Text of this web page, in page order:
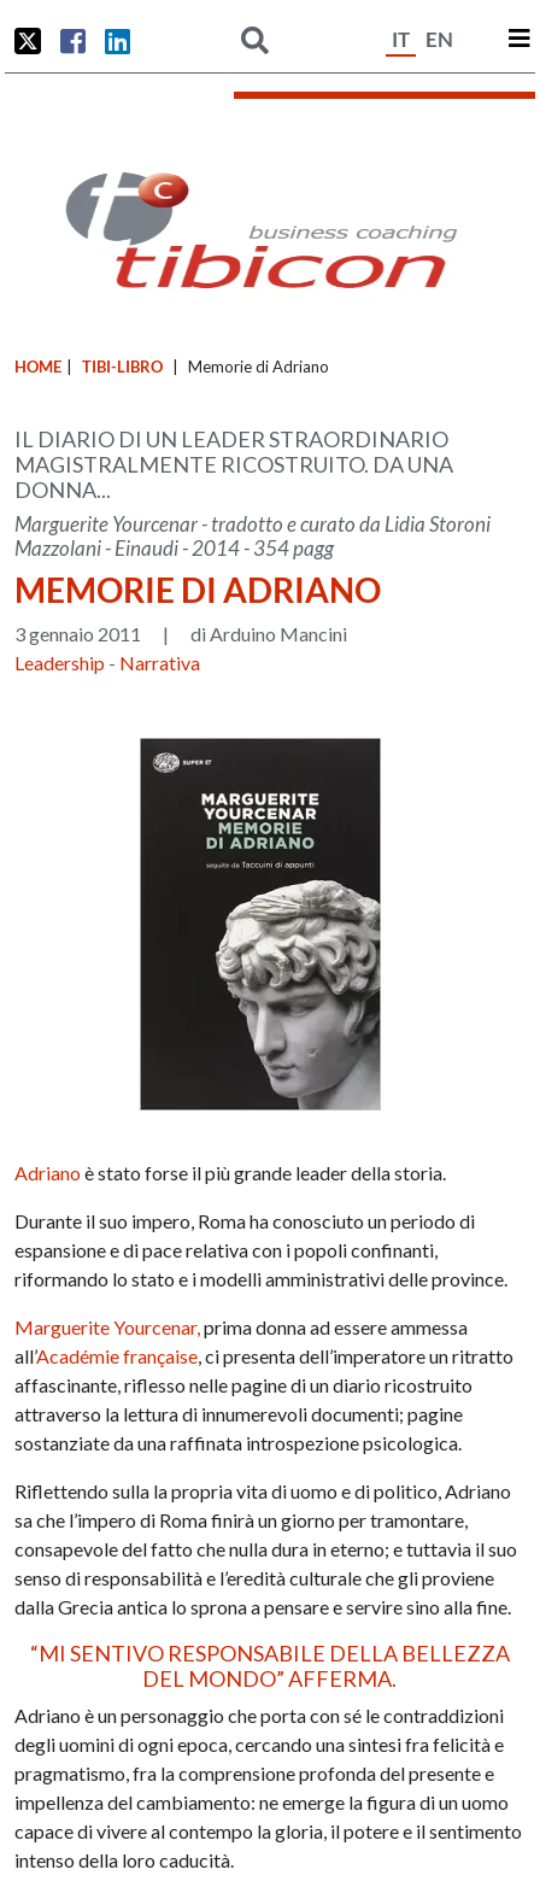
IT EN
HOME TIBI-LIBRO Memorie di Adriano
IL DIARIO DI UN LEADER STRAORDINARIO
MAGISTRALMENTE RICOSTRUITO. DA UNA
DONNA...
Marguerite Yourcenar - tradotto e curato da Lidia Storoni
Mazzolani - Einaudi - 2014 - 354 pagg
MEMORIE DI ADRIANO
3 gennaio 2011 |
di Arduino Mancini
Leadership - Narrativa
Adrianoè stato forse il più grande leader della storia.
Durante il suo impero, Roma ha conosciuto un periodo di
espansione e di pace relativa con i popoli confinanti,
riformando lo stato e i modelli amministrativi delle province.
Marguerite Yourcenar,prima donna ad essere ammessa
all’Académie française, ci presenta dell’imperatore un ritratto
affascinante, riflesso nelle pagine di un diario ricostruito
attraverso la lettura di innumerevoli documenti; pagine
sostanziate da una raffinata introspezione psicologica.
Riflettendo sulla la propria vita di uomo e di politico, Adriano
sa che l’impero di Roma finirà un giorno per tramontare,
consapevole del fatto che nulla dura in eterno; e tuttavia il suo
senso di responsabilità e l’eredità culturale che gli proviene
dalla Grecia antica lo sprona a pensare e servire sino alla fine.
“MI SENTIVO RESPONSABILE DELLA BELLEZZA
DEL MONDO” AFFERMA.
Adriano è un personaggio che porta con sé le contraddizioni
degli uomini di ogni epoca, cercando una sintesi fra felicità e
pragmatismo, fra la comprensione profonda del presente e
impellenza del cambiamento: ne emerge la figura di un uomo
capace di vivere al contempo la gloria, il potere e il sentimento
intenso della loro caducità.